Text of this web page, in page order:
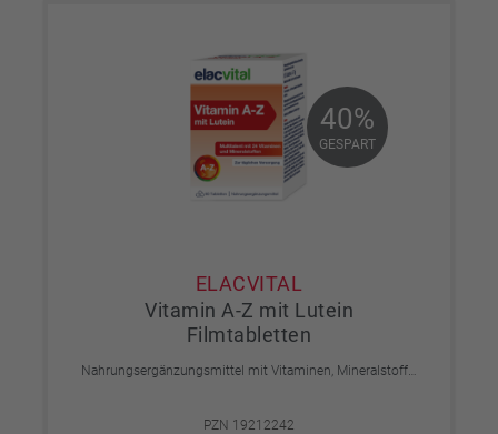
40%
GESPART
40%
GESPART
ELACVITAL
Vitamin A-Z mit Lutein
Filmtabletten
Nahrungsergänzungsmittel mit Vitaminen, Mineralstoffen, Spurenelementen und Lutein.
PZN 19212242